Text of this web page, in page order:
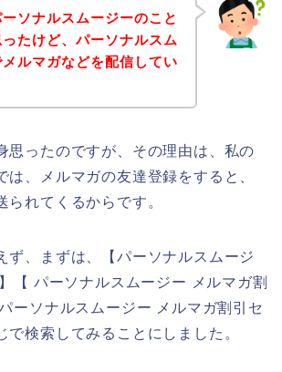
ソナルスムージーのこと
たけど、パーソナルスム
ルマガなどを配信してい
思ったのですが、その理由は、私の
は、メルマガの友達登録をすると、
られてくるからです。
ず、まずは、【パーソナルスムージ
【 パーソナルスムージー メルマガ割
ーソナルスムージー メルマガ割引セ
で検索してみることにしました。